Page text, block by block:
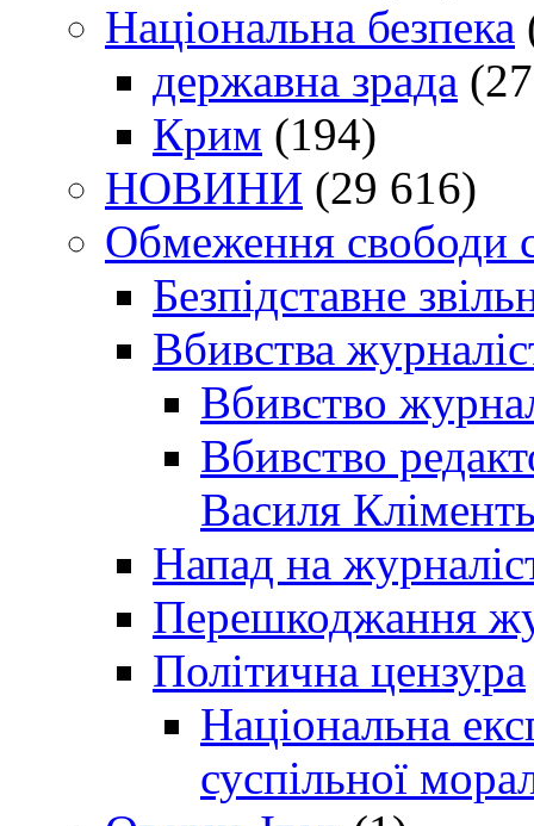
Національна безпека
державна зрада
Крим (194)
НОВИНИ (29 616)
Обмеження свободи
Безпідставне
Вбивства
Вбивство
Вбивство
Василя
Напад на
Перешкоджання
Політична цензура
Національна
суспільної